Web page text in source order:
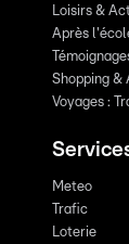
Loisirs &
Après
Shopping &
Voyages :
Meteo
Trafic
Loterie